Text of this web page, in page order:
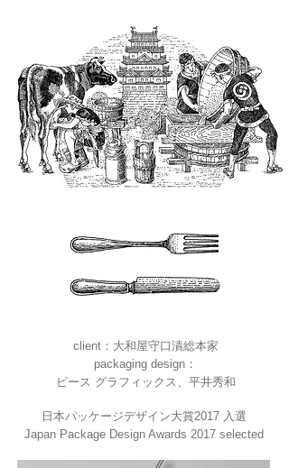
client：大和屋守口漬総本家
packaging design：
ピース グラフィックス、平井秀和
日本パッケージデザイン大賞2017 入選
Japan Package Design Awards 2017 selected